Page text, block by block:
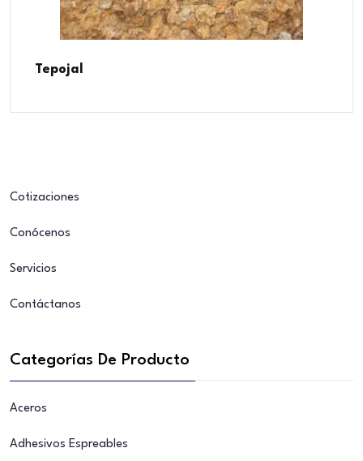
Tepojal
Cotizaciones
Conócenos
Servicios
Contáctanos
Categorías De Producto
Aceros
Adhesivos Espreables